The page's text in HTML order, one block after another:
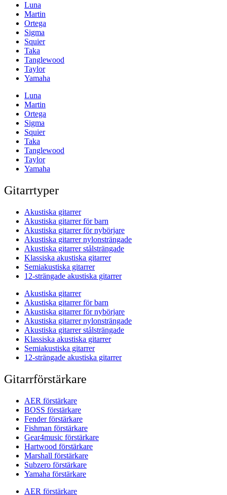
Luna
Martin
Ortega
Sigma
Squier
Taka
Tanglewood
Taylor
Yamaha
Luna
Martin
Ortega
Sigma
Squier
Taka
Tanglewood
Taylor
Yamaha
Gitarrtyper
Akustiska gitarrer
Akustiska gitarrer för barn
Akustiska gitarrer för nybörjare
Akustiska gitarrer nylonsträngade
Akustiska gitarrer stålsträngade
Klassiska akustiska gitarrer
Semiakustiska gitarrer
12-strängade akustiska gitarrer
Akustiska gitarrer
Akustiska gitarrer för barn
Akustiska gitarrer för nybörjare
Akustiska gitarrer nylonsträngade
Akustiska gitarrer stålsträngade
Klassiska akustiska gitarrer
Semiakustiska gitarrer
12-strängade akustiska gitarrer
Gitarrförstärkare
AER förstärkare
BOSS förstärkare
Fender förstärkare
Fishman förstärkare
Gear4music förstärkare
Hartwood förstärkare
Marshall förstärkare
Subzero förstärkare
Yamaha förstärkare
AER förstärkare